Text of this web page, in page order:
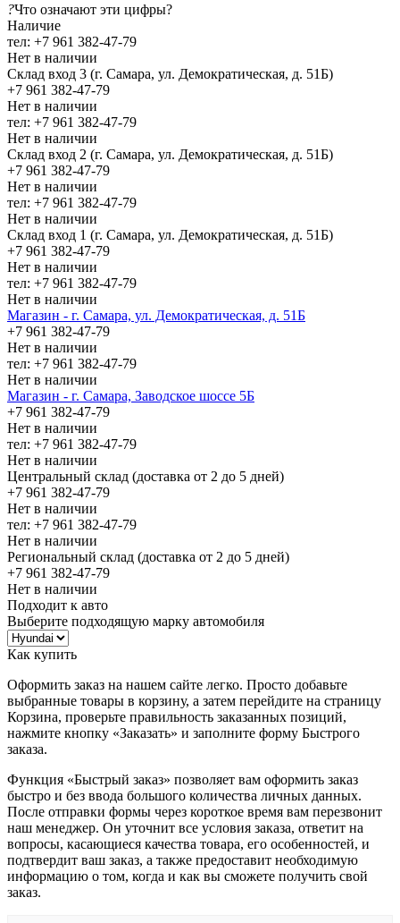
?Что означают эти цифры?
Наличие
тел: +7 961 382-47-79
Нет в наличии
Склад вход 3 (г. Самара, ул. Демократическая, д. 51Б)
+7 961 382-47-79
Нет в наличии
тел: +7 961 382-47-79
Нет в наличии
Склад вход 2 (г. Самара, ул. Демократическая, д. 51Б)
+7 961 382-47-79
Нет в наличии
тел: +7 961 382-47-79
Нет в наличии
Склад вход 1 (г. Самара, ул. Демократическая, д. 51Б)
+7 961 382-47-79
Нет в наличии
тел: +7 961 382-47-79
Нет в наличии
Магазин - г. Самара, ул. Демократическая, д. 51Б
+7 961 382-47-79
Нет в наличии
тел: +7 961 382-47-79
Нет в наличии
Магазин - г. Самара, Заводское шоссе 5Б
+7 961 382-47-79
Нет в наличии
тел: +7 961 382-47-79
Нет в наличии
Центральный склад (доставка от 2 до 5 дней)
+7 961 382-47-79
Нет в наличии
тел: +7 961 382-47-79
Нет в наличии
Региональный склад (доставка от 2 до 5 дней)
+7 961 382-47-79
Нет в наличии
Подходит к авто
Выберите подходящую марку автомобиля
Как купить
Оформить заказ на нашем сайте легко. Просто добавьте
выбранные товары в корзину, а затем перейдите на страницу
Корзина, проверьте правильность заказанных позиций,
нажмите кнопку «Заказать» и заполните форму Быстрого
заказа.
Функция «Быстрый заказ» позволяет вам оформить заказ
быстро и без ввода большого количества личных данных.
После отправки формы через короткое время вам перезвонит
наш менеджер. Он уточнит все условия заказа, ответит на
вопросы, касающиеся качества товара, его особенностей, и
подтвердит ваш заказ, а также предоставит необходимую
информацию о том, когда и как вы сможете получить свой
заказ.